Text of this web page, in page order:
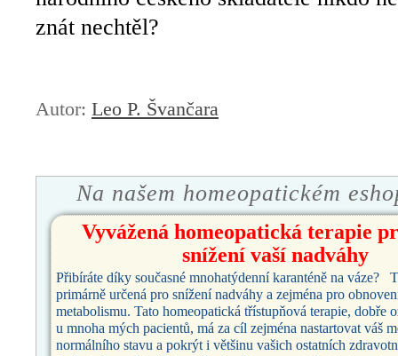
znát nechtěl?
Autor: Leo P. Švančara
Na našem homeopatickém
Vyvážená homeopatická terapie
snížení vaší nadváhy
Přibíráte díky současné mnohatýdenní karanténě na váze?
primárně určená pro snížení nadváhy a zejména pro
metabolismu. Tato homeopatická třístupňová terapie, dobře
u mnoha mých pacientů, má za cíl zejména nastartovat váš
normálního stavu a pokrýt i většinu vašich ostatních